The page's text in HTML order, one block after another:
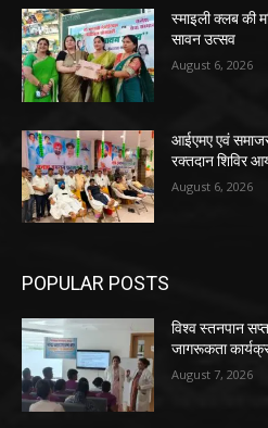
स्माइली क्लब की
सावन उत्सव
August 6, 2026
आईएमए एवं
रक्तदान शिविर
August 6, 2026
POPULAR POSTS
विश्व स्तनपान
जागरूकता
August 7, 2026